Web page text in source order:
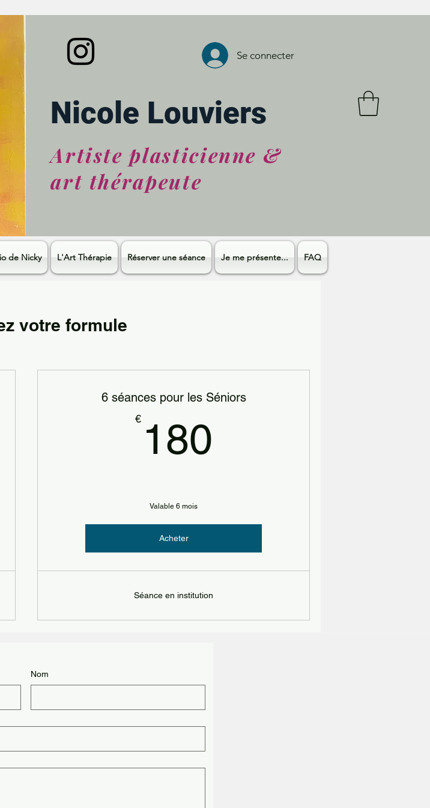
Se connecter
Nicole Louviers
Artiste plasticienne &
art thérapeute
de Nicky L'Art Thérapie Réserver une séance Je me présente... FAQ
votre formule
6 séances pour les Séniors
€ 180
Valable 6 mois
Acheter
Séance en institution
Nom